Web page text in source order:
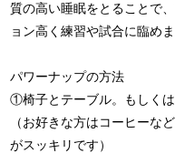
質の高い睡眠をとることで
ョン高く練習や試合に臨めま
パワーナップの方法
①椅子とテーブル。もしくは
（お好きな方はコーヒーな
がスッキリです）